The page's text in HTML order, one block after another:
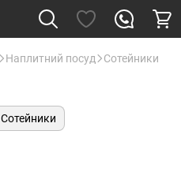
Наплитний посуд Сотейники
Сотейники